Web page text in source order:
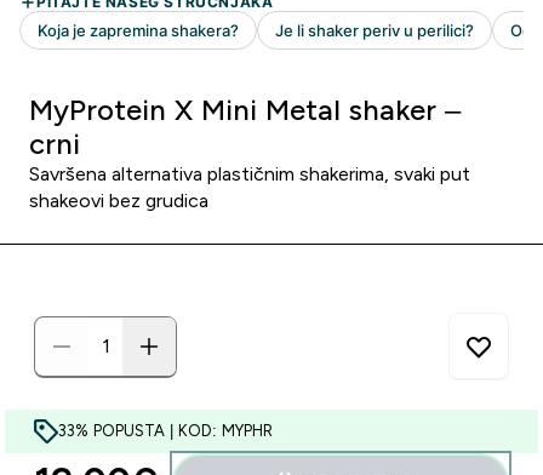
MyProtein X Mini Metal shaker –
crni
Savršena alternativa plastičnim shakerima, svaki put
shakeovi bez grudica
33% POPUSTA | KOD: MYPHR